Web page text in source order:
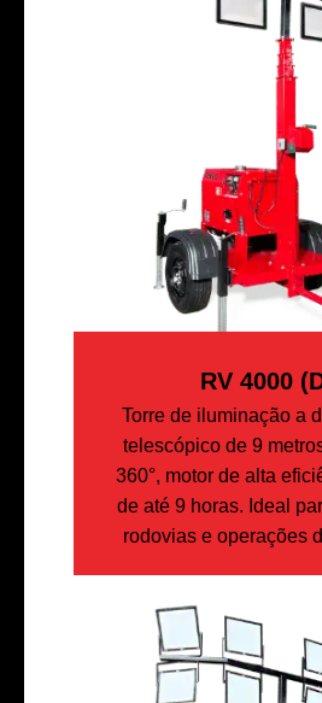
RV 4000
Torre de iluminação a
telescópico de 9
360°, motor de alta
de até 9 horas. Ideal
rodovias e operações